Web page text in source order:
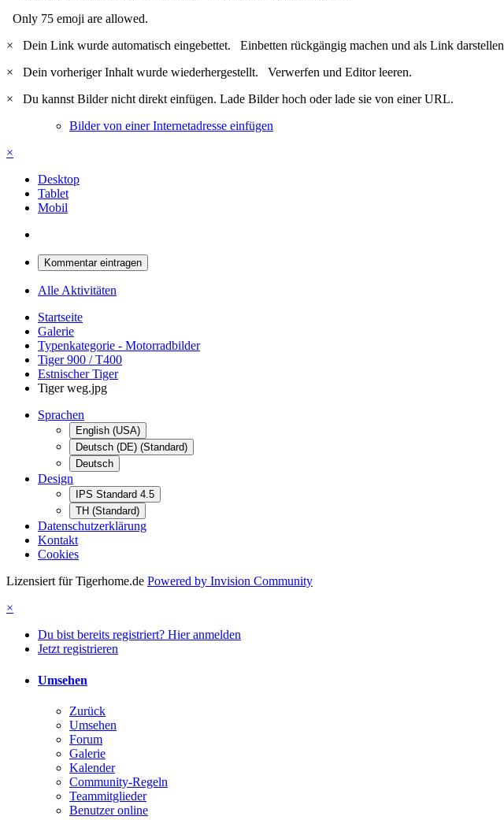
Only 75 emoji are allowed.
×
Dein Link wurde automatisch eingebettet. Einbetten rückgängig machen und als Link darstellen
×
Dein vorheriger Inhalt wurde wiederhergestellt. Verwerfen und Editor leeren.
×
Du kannst Bilder nicht direkt einfügen. Lade Bilder hoch oder lade sie von einer URL.
Bilder von einer Internetadresse einfügen
×
Desktop
Tablet
Mobil
Kommentar eintragen
Alle Aktivitäten
Startseite
Galerie
Typenkategorie - Motorradbilder
Tiger 900 / T400
Estnischer Tiger
Tiger weg.jpg
Sprachen
English (USA)
Deutsch (DE) (Standard)
Deutsch
Design
IPS Standard 4.5
TH (Standard)
Datenschutzerklärung
Kontakt
Cookies
Lizensiert für Tigerhome.de Powered by Invision Community
×
Du bist bereits registriert? Hier anmelden
Jetzt registrieren
Umsehen
Zurück
Umsehen
Forum
Galerie
Kalender
Community-Regeln
Teammitglieder
Benutzer online